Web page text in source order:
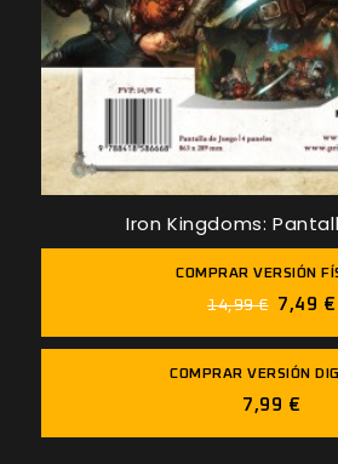
Iron Kingdoms:
COMPRAR VERSIÓN
14,99 € 7,49 €
COMPRAR VERSIÓN
7,99 €